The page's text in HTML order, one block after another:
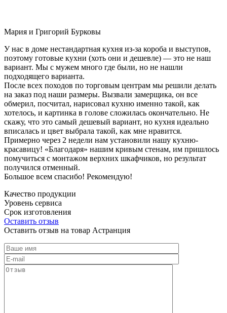
Мария и Григорий Бурковы
У нас в доме нестандартная кухня из-за короба и выступов,
поэтому готовые кухни (хоть они и дешевле) — это не наш
вариант. Мы с мужем много где были, но не нашли
подходящего варианта.
После всех походов по торговым центрам мы решили делать
на заказ под наши размеры. Вызвали замерщика, он все
обмерил, посчитал, нарисовал кухню именно такой, как
хотелось, и картинка в голове сложилась окончательно. Не
скажу, что это самый дешевый вариант, но кухня идеально
вписалась и цвет выбрала такой, как мне нравится.
Примерно через 2 недели нам установили нашу кухню-
красавицу! «Благодаря» нашим кривым стенам, им пришлось
помучиться с монтажом верхних шкафчиков, но результат
получился отменный.
Большое всем спасибо! Рекомендую!
Качество продукции
Уровень сервиса
Срок изготовления
Оставить отзыв
Оставить отзыв на товар Астранция